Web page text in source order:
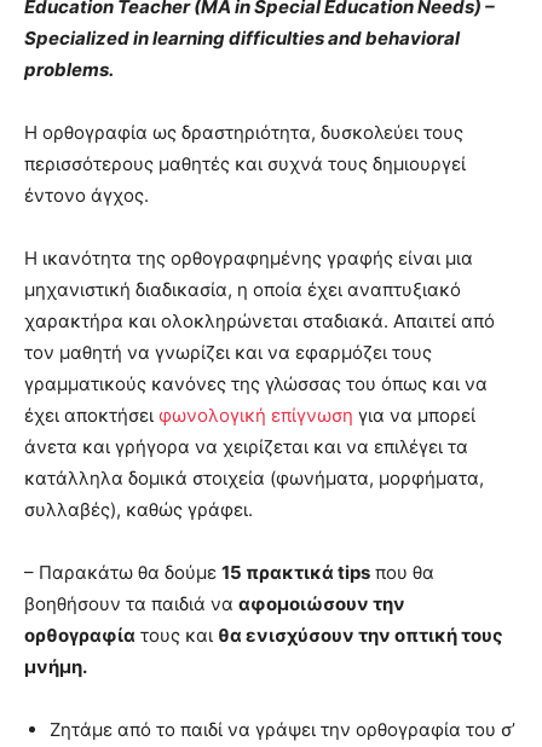
Education Teacher (MA in Special Education Needs) –
Specialized in learning difficulties and behavioral
problems.
Η ορθογραφία ως δραστηριότητα, δυσκολεύει τους
περισσότερους μαθητές και συχνά τους δημιουργεί
έντονο άγχος.
Η ικανότητα της ορθογραφημένης γραφής είναι μια
μηχανιστική διαδικασία, η οποία έχει αναπτυξιακό
χαρακτήρα και ολοκληρώνεται σταδιακά. Απαιτεί από
τον μαθητή να γνωρίζει και να εφαρμόζει τους
γραμματικούς κανόνες της γλώσσας του όπως και να
έχει αποκτήσει φωνολογική επίγνωση για να μπορεί
άνετα και γρήγορα να χειρίζεται και να επιλέγει τα
κατάλληλα δομικά στοιχεία (φωνήματα, μορφήματα,
συλλαβές), καθώς γράφει.
– Παρακάτω θα δούμε 15 πρακτικά tips που θα
βοηθήσουν τα παιδιά να αφομοιώσουν την
ορθογραφία τους και θα ενισχύσουν την οπτική τους
μνήμη.
Ζητάμε από το παιδί να γράψει την ορθογραφία του σ’